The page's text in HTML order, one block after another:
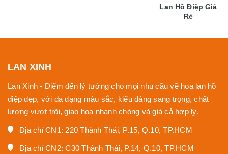
Lan Hồ Điệp Giá
Rẻ
LAN XINH
Lan Xinh - Điểm đến lý tưởng cho mọi nhu cầu về hoa lan hồ
điệp đẹp, với đa dạng màu sắc, kiểu dáng sang trọng, chất
lượng vượt trội, giao hoa nhanh chóng và giá cả hợp lý.
Địa chỉ CN1: 220 Thành Thái, P.15, Q.10, TP.HCM
Địa chỉ CN2: C30 Thành Thái, P.14, Q.10, TP.HCM